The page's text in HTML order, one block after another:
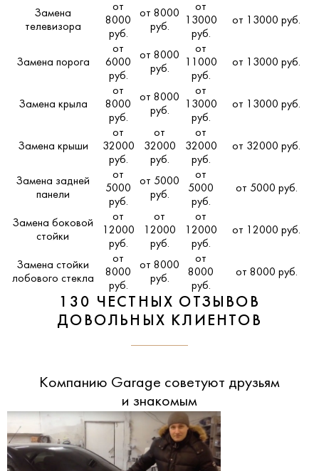
Замена
телевизора
от
8000
руб.
от 8000
руб.
от
13000
руб.
от 13000 руб.
Замена порога
от
6000
руб.
от 8000
руб.
от
11000
руб.
от 13000 руб.
Замена крыла
от
8000
руб.
от 8000
руб.
от
13000
руб.
от 13000 руб.
Замена крыши
от
32000
руб.
от
32000
руб.
от
32000
руб.
от 32000 руб.
Замена задней
панели
от
5000
руб.
от 5000
руб.
от
5000
руб.
от 5000 руб.
Замена боковой
стойки
от
12000
руб.
от
12000
руб.
от
12000
руб.
от 12000 руб.
Замена стойки
лобового стекла
от
8000
руб.
от 8000
руб.
от
8000
руб.
от 8000 руб.
130 ЧЕСТНЫХ ОТЗЫВОВ
ДОВОЛЬНЫХ КЛИЕНТОВ
Компанию Garage советуют друзьям
и знакомым